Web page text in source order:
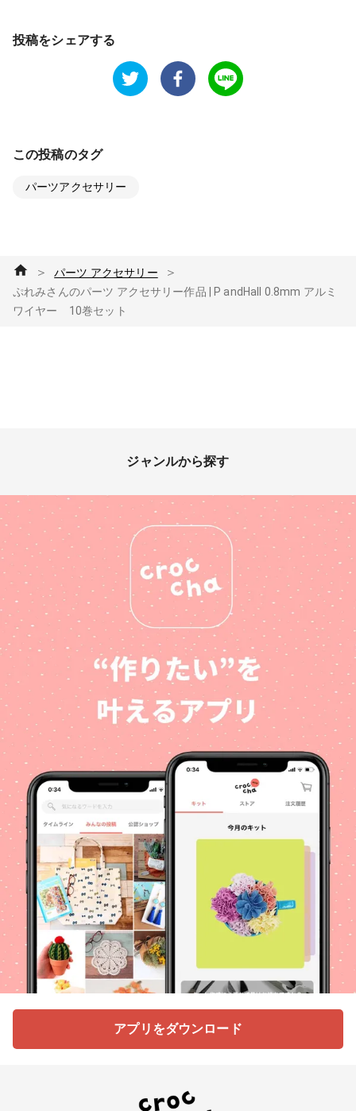
投稿をシェアする
この投稿のタグ
パーツアクセサリー
＞ パーツ アクセサリー ＞
ぷれみさんのパーツ アクセサリー作品 | P andHall 0.8mm アルミ
ワイヤー 10巻セット
ジャンルから探す
アプリをダウンロード